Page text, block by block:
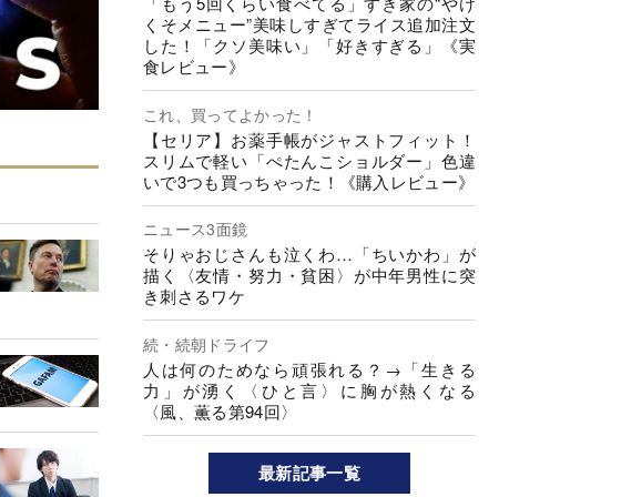
くそメニュー”美味しすぎてライス追加注文
した！「クソ美味い」「好きすぎる」《実
食レビュー》
これ、買ってよかった！
【セリア】お薬手帳がジャストフィット！
スリムで軽い「ぺたんこショルダー」色違
いで3つも買っちゃった！《購入レビュー》
ニュース3面鏡
そりゃおじさんも泣くわ…「ちいかわ」が
描く〈友情・努力・貧困〉が中年男性に突
き刺さるワケ
続・続朝ドライフ
人は何のためなら頑張れる？→「生きる
力」が湧く〈ひと言〉に胸が熱くなる
〈風、薫る第94回〉
最新記事一覧